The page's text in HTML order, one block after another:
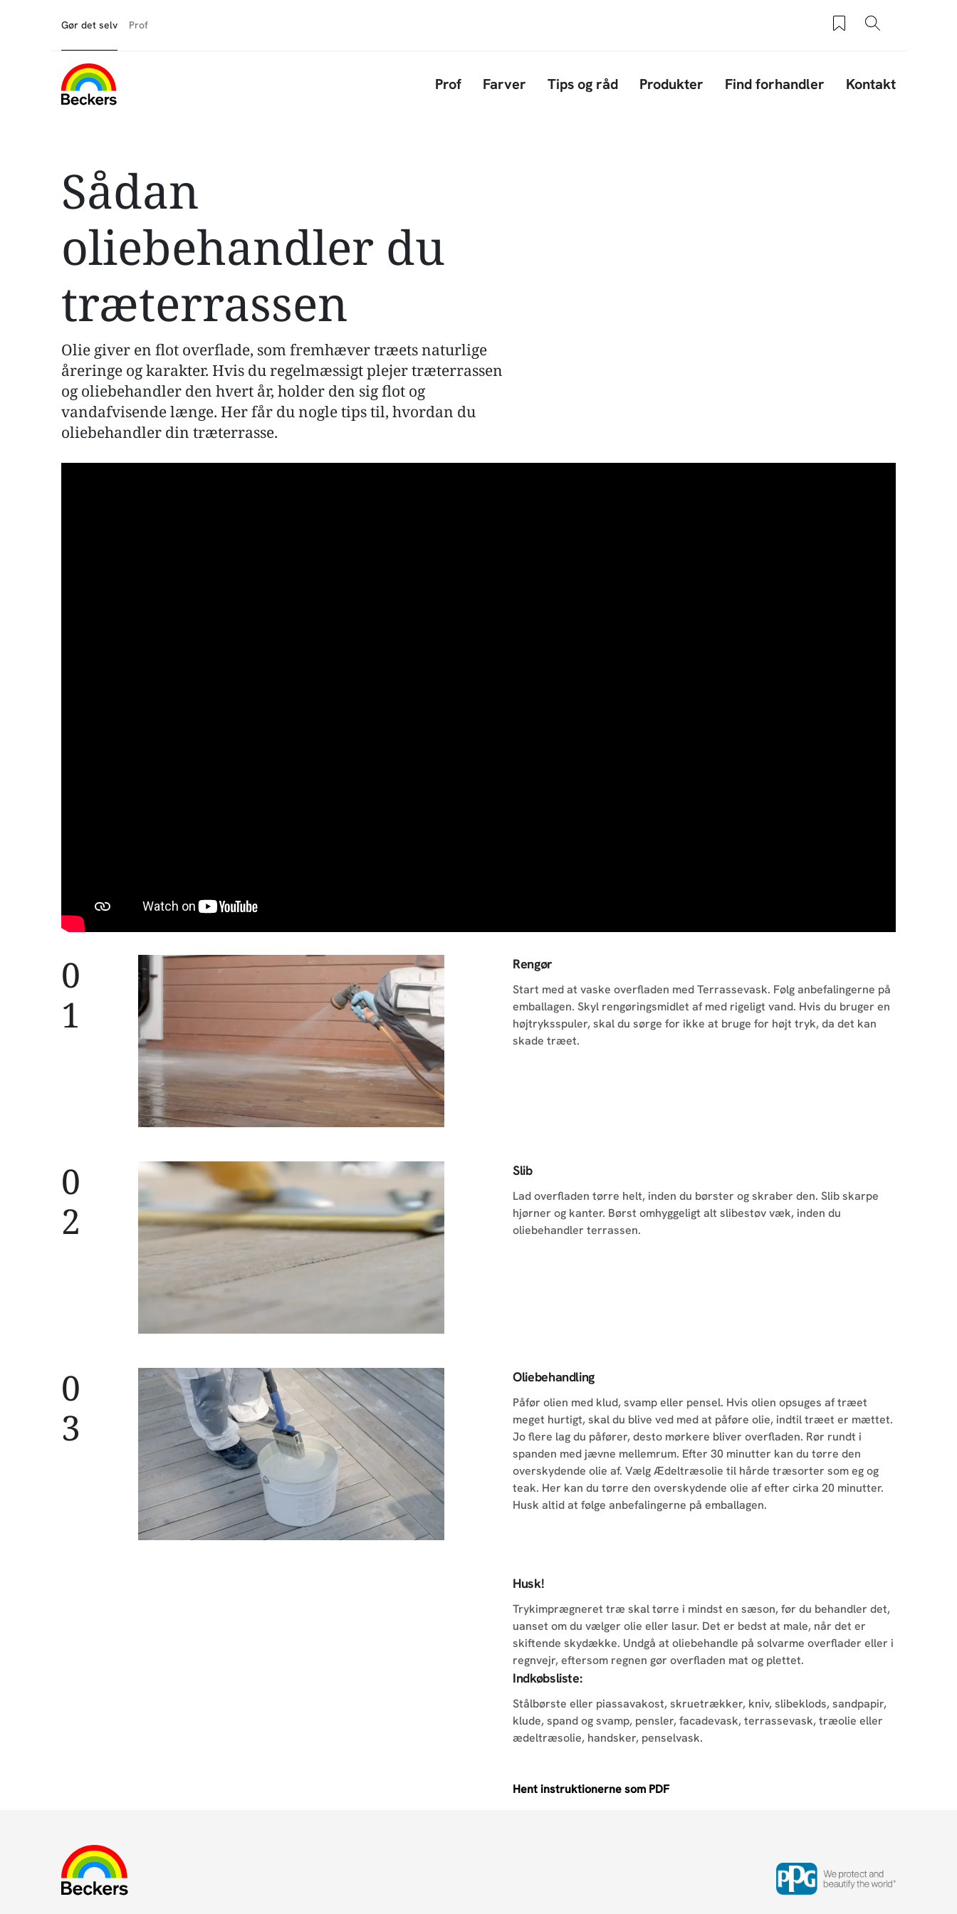
Gør det selv Prof Saved products
Søg
Prof Farver Tips og råd Produkter Find forhandler Kontakt
Sådan
oliebehandler du
træterrassen
Olie giver en flot overflade, som fremhæver træets naturlige
åreringe og karakter. Hvis du regelmæssigt plejer træterrassen
og oliebehandler den hvert år, holder den sig flot og
vandafvisende længe. Her får du nogle tips til, hvordan du
oliebehandler din træterrasse.
Rengør
Start med at vaske overfladen med Terrassevask. Følg anbefalingerne på
emballagen. Skyl rengøringsmidlet af med rigeligt vand. Hvis du bruger en
højtryksspuler, skal du sørge for ikke at bruge for højt tryk, da det kan
skade træet.
Slib
Lad overfladen tørre helt, inden du børster og skraber den. Slib skarpe
hjørner og kanter. Børst omhyggeligt alt slibestøv væk, inden du
oliebehandler terrassen.
Oliebehandling
Påfør olien med klud, svamp eller pensel. Hvis olien opsuges af træet
meget hurtigt, skal du blive ved med at påføre olie, indtil træet er mættet.
Jo flere lag du påfører, desto mørkere bliver overfladen. Rør rundt i
spanden med jævne mellemrum. Efter 30 minutter kan du tørre den
overskydende olie af. Vælg Ædeltræsolie til hårde træsorter som eg og
teak. Her kan du tørre den overskydende olie af efter cirka 20 minutter.
Husk altid at følge anbefalingerne på emballagen.
Husk!
Trykimprægneret træ skal tørre i mindst en sæson, før du behandler det,
uanset om du vælger olie eller lasur. Det er bedst at male, når det er
skiftende skydække. Undgå at oliebehandle på solvarme overflader eller i
regnvejr, eftersom regnen gør overfladen mat og plettet.
Indkøbsliste:
Stålbørste eller piassavakost, skruetrækker, kniv, slibeklods, sandpapir,
klude, spand og svamp, pensler, facadevask, terrassevask, træolie eller
ædeltræsolie, handsker, penselvask.
Hent instruktionerne som PDF